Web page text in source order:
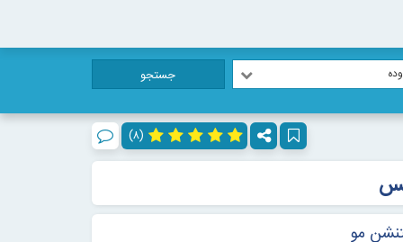
جستجو
(۸)
مو